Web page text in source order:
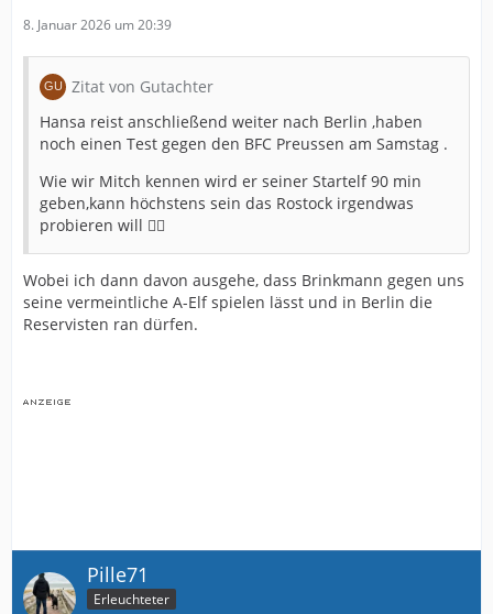
8. Januar 2026 um 20:39
Zitat von Gutachter
Hansa reist anschließend weiter nach Berlin ,haben
noch einen Test gegen den BFC Preussen am Samstag .
Wie wir Mitch kennen wird er seiner Startelf 90 min
geben,kann höchstens sein das Rostock irgendwas
probieren will 🤷‍♂️
Wobei ich dann davon ausgehe, dass Brinkmann gegen uns
seine vermeintliche A-Elf spielen lässt und in Berlin die
Reservisten ran dürfen.
Pille71
Erleuchteter